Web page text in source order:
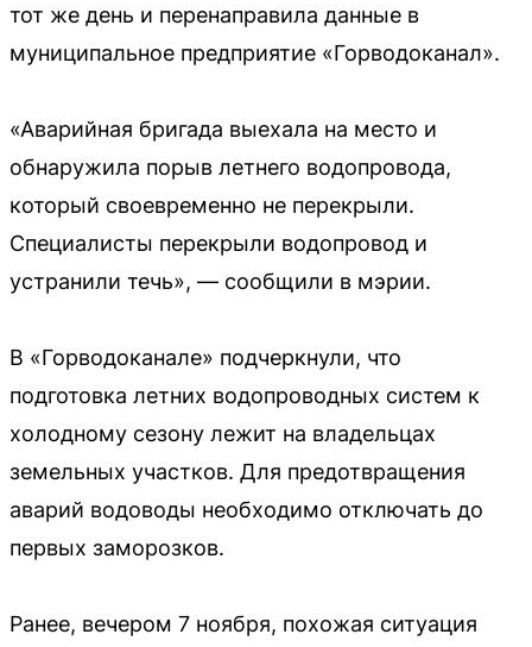
тот же день и перенаправила данные в
муниципальное предприятие «Горводоканал».
«Аварийная бригада выехала на место и
обнаружила порыв летнего водопровода,
который своевременно не перекрыли.
Специалисты перекрыли водопровод и
устранили течь», — сообщили в мэрии.
В «Горводоканале» подчеркнули, что
подготовка летних водопроводных систем к
холодному сезону лежит на владельцах
земельных участков. Для предотвращения
аварий водоводы необходимо отключать до
первых заморозков.
Ранее, вечером 7 ноября, похожая ситуация